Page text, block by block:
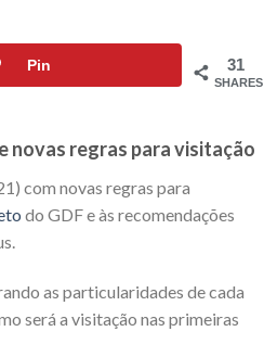
31
SHARES
Pin
novas regras para visitação
com novas regras para
do GDF e às recomendações
as particularidades de cada
será a visitação nas primeiras